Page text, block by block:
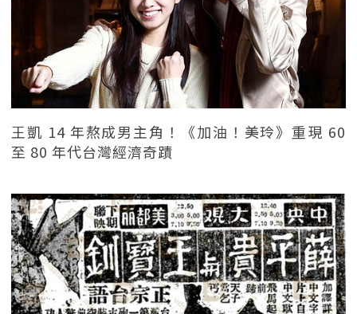
王凱 14 年熬成男主角！《加油！美玲》重現 60
至 80 年代台灣經濟奇蹟